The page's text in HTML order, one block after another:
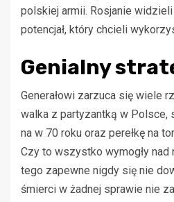
polskiej armii. Rosjanie
potencjał, który chcieli
Genialny
Generałowi zarzuca się wiele
walka z partyzantką w Polsce,
na w 70 roku oraz perełkę na
Czy to wszystko wymogły nad
tego zapewne nigdy się nie
śmierci w żadnej sprawie nie